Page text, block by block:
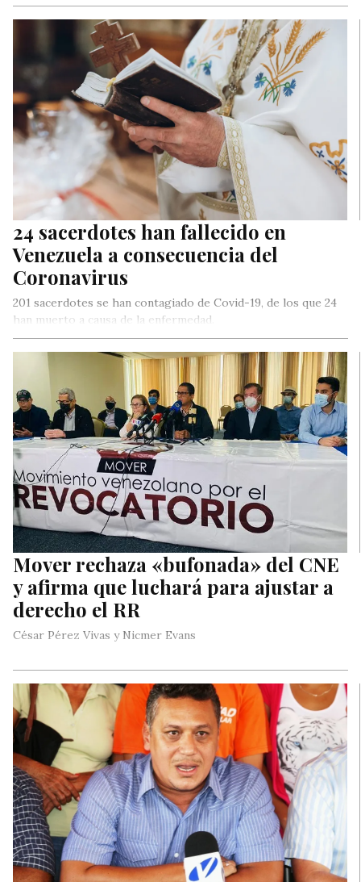
24 sacerdotes han fallecido en
Venezuela a consecuencia del
Coronavirus
201 sacerdotes se han contagiado de Covid-19, de los que 24
han muerto a causa de la enfermedad.
Mover rechaza «bufonada» del CNE
y afirma que luchará para ajustar a
derecho el RR
César Pérez Vivas y Nicmer Evans